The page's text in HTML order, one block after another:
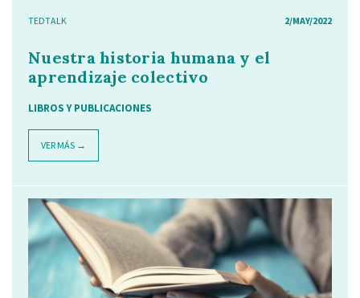
TEDTALK 2/MAY/2022
Nuestra historia humana y el
aprendizaje colectivo
LIBROS Y PUBLICACIONES
VER MÁS →